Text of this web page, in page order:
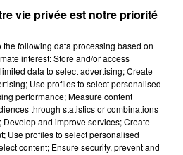
s'est révélé positif au
un taux de
d'air expiré."Un danger de
le groupement de
Cher, qui indique avoir retiré
et"immobilisé"sa voiture,
de justice.
vie privée est notre priorité
the following data processing based on
interest: Store and/or access
data to select advertising; Create
Use profiles to select personalised
performance; Measure content
through statistics or combinations
Develop and improve services; Create
Use profiles to select personalised
content; Ensure security, prevent and